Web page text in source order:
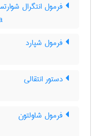
فرمول انتگرال
فرمول شپارد
دستور انتقالی
فرمول شاولتون